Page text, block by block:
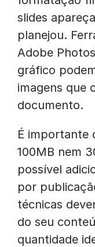
slides
planejou.
Adobe
gráfico
imagens que
documento.
É importante
100MB nem
possível
por
técnicas
do seu
quantidade